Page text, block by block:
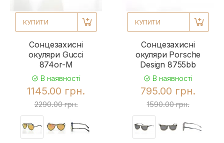
КУПИТИ
Сонцезахисні
окуляри Gucci
874or-M
В наявності
1145.00 грн.
2290.00 грн.
КУПИТИ
Сонцезахисні
окуляри Porsche
Design 8755bb
В наявності
795.00 грн.
1590.00 грн.